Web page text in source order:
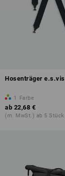
Hosenträger
1 Farbe
ab 22,68 €
(m. MwSt.) ab 5 Stück